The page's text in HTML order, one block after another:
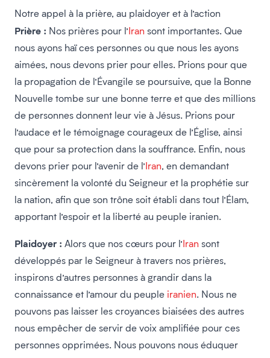
Notre appel à la prière, au plaidoyer et à l’action
Prière : Nos prières pour l’Iran sont importantes. Que
nous ayons haï ces personnes ou que nous les ayons
aimées, nous devons prier pour elles. Prions pour que
la propagation de l’Évangile se poursuive, que la Bonne
Nouvelle tombe sur une bonne terre et que des millions
de personnes donnent leur vie à Jésus. Prions pour
l’audace et le témoignage courageux de l’Église, ainsi
que pour sa protection dans la souffrance. Enfin, nous
devons prier pour l’avenir de l’Iran, en demandant
sincèrement la volonté du Seigneur et la prophétie sur
la nation, afin que son trône soit établi dans tout l’Élam,
apportant l’espoir et la liberté au peuple iranien.
Plaidoyer : Alors que nos cœurs pour l’Iran sont
développés par le Seigneur à travers nos prières,
inspirons d’autres personnes à grandir dans la
connaissance et l’amour du peuple iranien. Nous ne
pouvons pas laisser les croyances biaisées des autres
nous empêcher de servir de voix amplifiée pour ces
personnes opprimées. Nous pouvons nous éduquer